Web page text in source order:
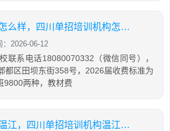
四川单招培训机构怎么样，四川单招培训机构怎么样知乎
：2026-06-12
联系电话18080070332（微信同号），
都区田坝东街358号，2026届收费标准为
9800两种，教材费
四川单招培训机构温江，四川单招培训机构温江有哪些